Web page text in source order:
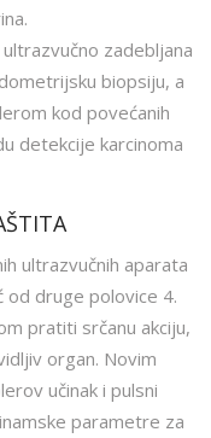
zadebljana
biopsiju, a
kod povećanih
detekcije karcinoma
ultrazvučnih aparata
od druge polovice 4.
pratiti srčanu akciju,
organ. Novim
učinak i pulsni
parametre za